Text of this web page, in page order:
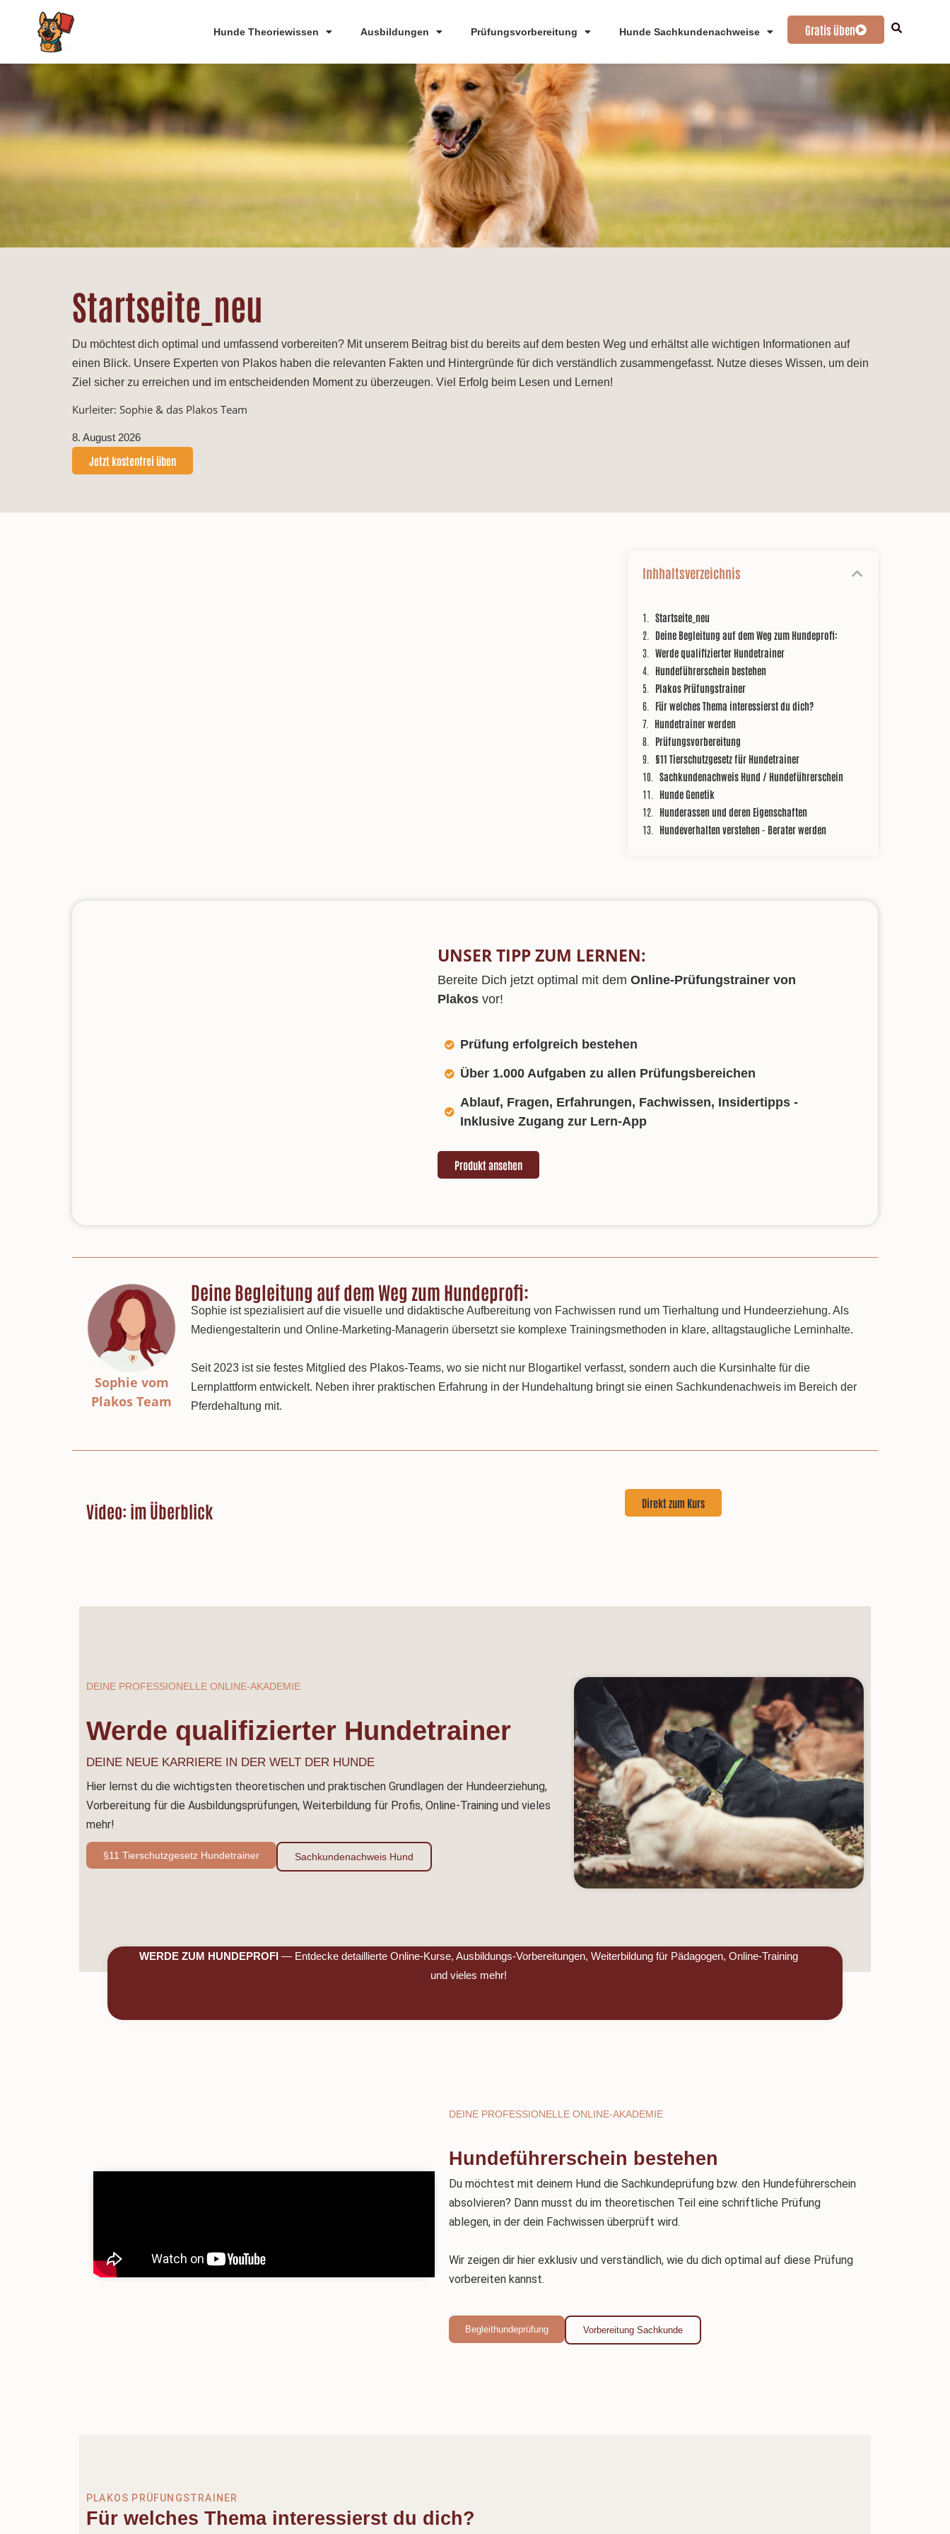
Hunde Theoriewissen Ausbildungen Prüfungsvorbereitung Hunde Sachkundenachweise Gratis üben
Startseite_neu
Du möchtest dich optimal und umfassend vorbereiten? Mit unserem Beitrag bist du bereits auf dem besten Weg und erhältst alle wichtigen Informationen auf
einen Blick. Unsere Experten von Plakos haben die relevanten Fakten und Hintergründe für dich verständlich zusammengefasst. Nutze dieses Wissen, um dein
Ziel sicher zu erreichen und im entscheidenden Moment zu überzeugen. Viel Erfolg beim Lesen und Lernen!
Kurleiter: Sophie & das Plakos Team
8. August 2026
Jetzt kostenfrei üben
Inhhaltsverzeichnis
Startseite_neu
Deine Begleitung auf dem Weg zum Hundeprofi:
Werde qualifizierter Hundetrainer
Hundeführerschein bestehen
Plakos Prüfungstrainer
Für welches Thema interessierst du dich?
Hundetrainer werden
Prüfungsvorbereitung
§11 Tierschutzgesetz für Hundetrainer
Sachkundenachweis Hund / Hundeführerschein
Hunde Genetik
Hunderassen und deren Eigenschaften
Hundeverhalten verstehen - Berater werden
UNSER TIPP ZUM LERNEN:
Bereite Dich jetzt optimal mit dem Online-Prüfungstrainer von
Plakosvor!
Prüfung erfolgreich bestehen
Über 1.000 Aufgaben zu allen Prüfungsbereichen
Ablauf, Fragen, Erfahrungen, Fachwissen, Insidertipps -
Inklusive Zugang zur Lern-App
Produkt ansehen
Sophie vom
Plakos Team
Deine Begleitung auf dem Weg zum Hundeprofi:
Sophie ist spezialisiert auf die visuelle und didaktische Aufbereitung von Fachwissen rund um Tierhaltung und Hundeerziehung. Als
Mediengestalterin und Online-Marketing-Managerin übersetzt sie komplexe Trainingsmethoden in klare, alltagstaugliche Lerninhalte.
Seit 2023 ist sie festes Mitglied des Plakos-Teams, wo sie nicht nur Blogartikel verfasst, sondern auch die Kursinhalte für die
Lernplattform entwickelt. Neben ihrer praktischen Erfahrung in der Hundehaltung bringt sie einen Sachkundenachweis im Bereich der
Pferdehaltung mit.
Video: im Überblick Direkt zum Kurs
DEINE PROFESSIONELLE ONLINE-AKADEMIE
Werde qualifizierter Hundetrainer
DEINE NEUE KARRIERE IN DER WELT DER HUNDE
Hier lernst du die wichtigsten theoretischen und praktischen Grundlagen der Hundeerziehung,
Vorbereitung für die Ausbildungsprüfungen, Weiterbildung für Profis, Online-Training und vieles
mehr!
§11 Tierschutzgesetz Hundetrainer Sachkundenachweis Hund
WERDE ZUM HUNDEPROFI — Entdecke detaillierte Online-Kurse, Ausbildungs-Vorbereitungen, Weiterbildung für Pädagogen, Online-Training
und vieles mehr!
DEINE PROFESSIONELLE ONLINE-AKADEMIE
Hundeführerschein bestehen
Du möchtest mit deinem Hund die Sachkundeprüfung bzw. den Hundeführerschein
absolvieren? Dann musst du im theoretischen Teil eine schriftliche Prüfung
ablegen, in der dein Fachwissen überprüft wird.
Wir zeigen dir hier exklusiv und verständlich, wie du dich optimal auf diese Prüfung
vorbereiten kannst.
Begleithundeprüfung Vorbereitung Sachkunde
PLAKOS PRÜFUNGSTRAINER
Für welches Thema interessierst du dich?